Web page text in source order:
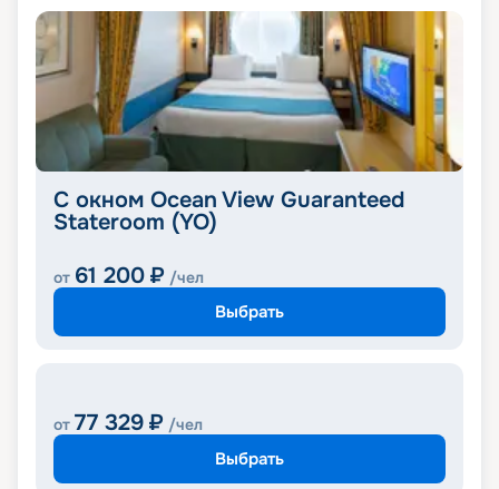
С окном Ocean View Guaranteed
Stateroom (YO)
от 61 200 ₽ /чел
Выбрать
от 77 329 ₽ /чел
Выбрать